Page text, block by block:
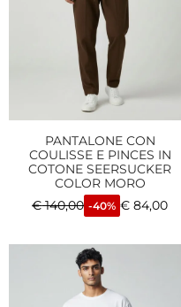
PANTALONE CON
COULISSE E PINCES IN
COTONE SEERSUCKER
COLOR MORO
€140,00 -40% € 84,00